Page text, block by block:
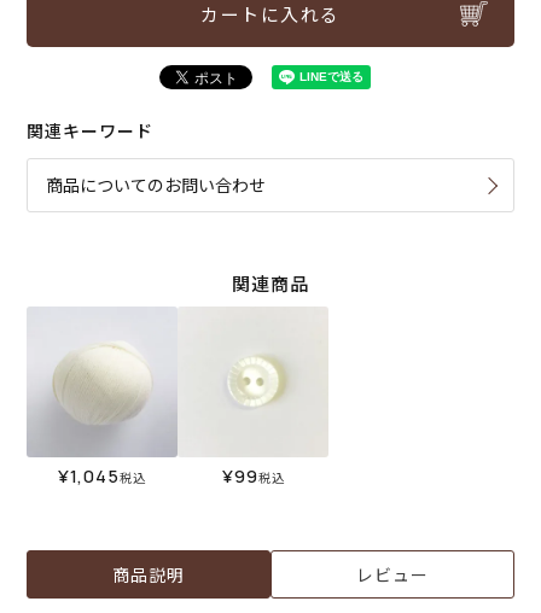
カートに入れる
関連キーワード
商品についてのお問い合わせ
関連商品
¥1,045税込 ¥99税込
商品説明 レビュー